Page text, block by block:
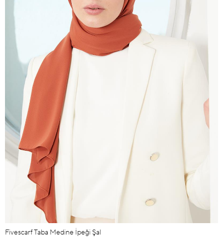
Fivescarf Taba Medine İpeği Şal